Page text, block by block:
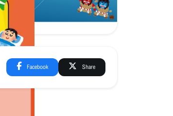
Facebook Share